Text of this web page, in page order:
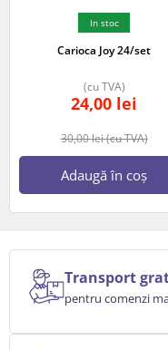
In stoc
Carioca Joy 24/set
30,00lei(cu TVA)
24,00 lei
(cu TVA)
Adaugă în coș
Transport
pentru comenzi